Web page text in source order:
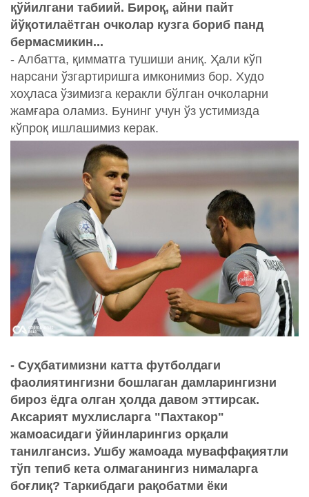
қўйилгани табиий. Бироқ, айни пайт
йўқотилаётган очколар кузга бориб панд
бермасмикин...
- Албатта, қимматга тушиши аниқ. Ҳали кўп
нарсани ўзгартиришга имконимиз бор. Худо
хоҳласа ўзимизга керакли бўлган очколарни
жамғара оламиз. Бунинг учун ўз устимизда
кўпроқ ишлашимиз керак.
- Суҳбатимизни катта футболдаги
фаолиятингизни бошлаган дамларингизни
бироз ёдга олган ҳолда давом эттирсак.
Аксарият мухлисларга "Пахтакор"
жамоасидаги ўйинларингиз орқали
танилгансиз. Ушбу жамоада муваффақиятли
тўп тепиб кета олмаганингиз нималарга
боғлиқ? Таркибдаги рақобатми ёки